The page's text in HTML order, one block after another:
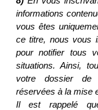
informations
vous êtes
ce titre, nous vous
pour notifier tous
situations. Ainsi,
votre dossier de
réservées à la mise
Il est rappelé